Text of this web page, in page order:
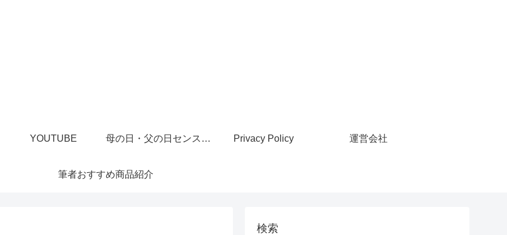
YOUTUBE 母の日・父の日センスあるプレゼント Privacy Policy 運営会社
筆者おすすめ商品紹介
検索